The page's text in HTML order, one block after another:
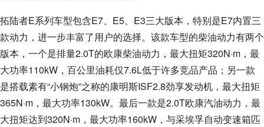
拓陆者E系列车型包含E7、E5、E3三大版本，特别是E7内置三
款动力，进一步丰富了用户的选择。该款车型的柴油动力有两个
版本，一个是排量2.0T的欧康柴油动力，最大扭矩320N·m，最
大功率110kW，百公里油耗仅7.6L低于许多竞品产品；另一款
是搭载素有“小钢炮”之称的康明斯ISF2.8劲享发动机，最大扭矩
365N·m，最大功率130kW。最后一款是2.0T欧康汽油动力，最
大扭矩达到320N·m，最大功率160kW，与采埃孚自动变速箱匹